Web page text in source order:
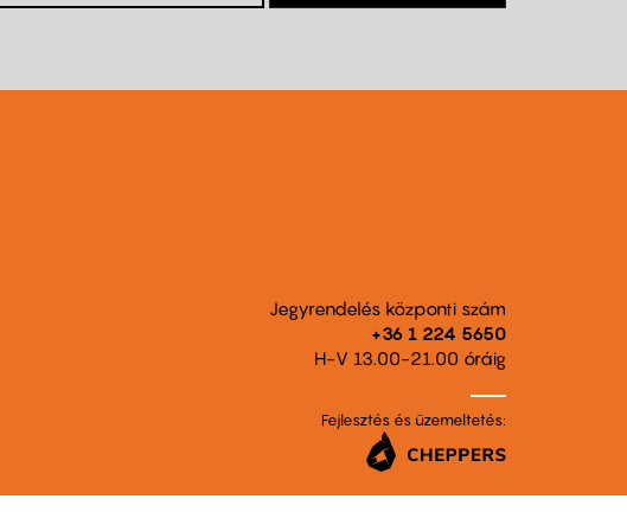
Jegyrendelés központi szám
+36 1 224 5650
H-V 13.00-21.00 óráig
Fejlesztés és üzemeltetés: